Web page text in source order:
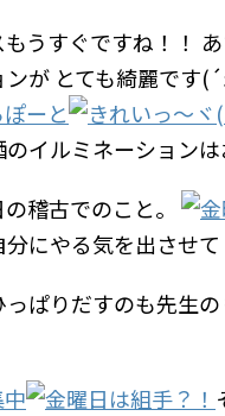
うすぐですね！！
ンが とても綺麗です
イルミネーション
稽古でのこと。
分にやる気を出させて
ぱりだすのも先生の